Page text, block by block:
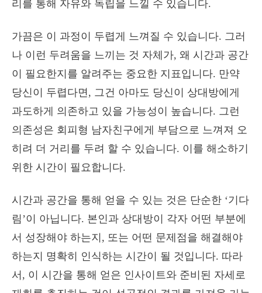
리를 통해 자유와 독립을 느낄 수 있습니다.
가끔은 이 과정이 두렵게 느껴질 수 있습니다. 그러
나 이런 두려움을 느끼는 것 자체가, 왜 시간과 공간
이 필요한지를 알려주는 중요한 지표입니다. 만약
당신이 두렵다면, 그건 아마도 당신이 상대방에게
과도하게 의존하고 있을 가능성이 높습니다. 그런
의존성은 회피형 남자친구에게 부담으로 느껴져 오
히려 더 거리를 두려 할 수 있습니다. 이를 해소하기
위한 시간이 필요합니다.
시간과 공간을 통해 얻을 수 있는 것은 단순한 ‘기다
림’이 아닙니다. 본인과 상대방이 각자 어떤 부분에
서 성장해야 하는지, 또는 어떤 문제점을 해결해야
하는지 명확히 인식하는 시간이 될 것입니다. 따라
서, 이 시간을 통해 얻은 인사이트와 준비된 자세로